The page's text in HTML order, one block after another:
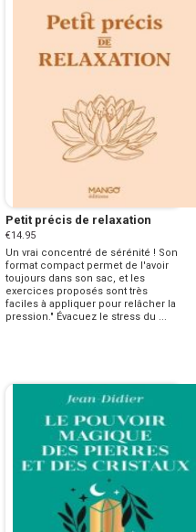
Petit précis de relaxation
€14.95
Un vrai concentré de sérénité ! Son
format compact permet de l'avoir
toujours dans son sac, et les
exercices proposés sont très
faciles à appliquer pour relâcher la
pression." Évacuez le stress du ...